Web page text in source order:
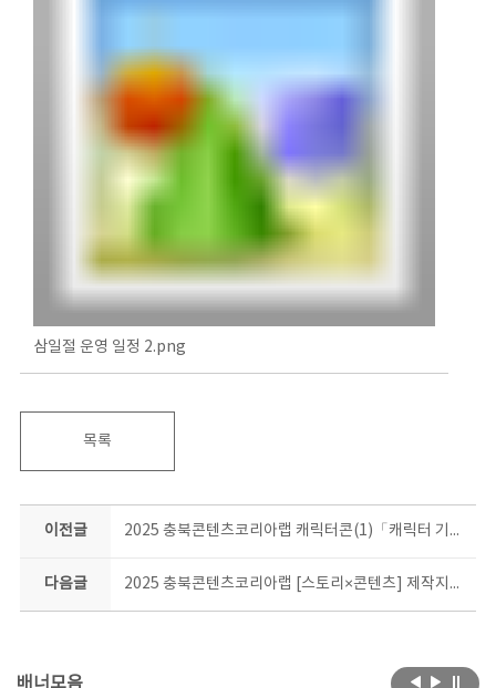
삼일절 운영 일정 2.png
목록
이전글 2025 충북콘텐츠코리아랩 캐릭터콘(1)「캐릭터 기업 지원 사업」기업 모집 공고 *2차 수정
다음글 2025 충북콘텐츠코리아랩 [스토리×콘텐츠] 제작지원 사업 공고
배너모음